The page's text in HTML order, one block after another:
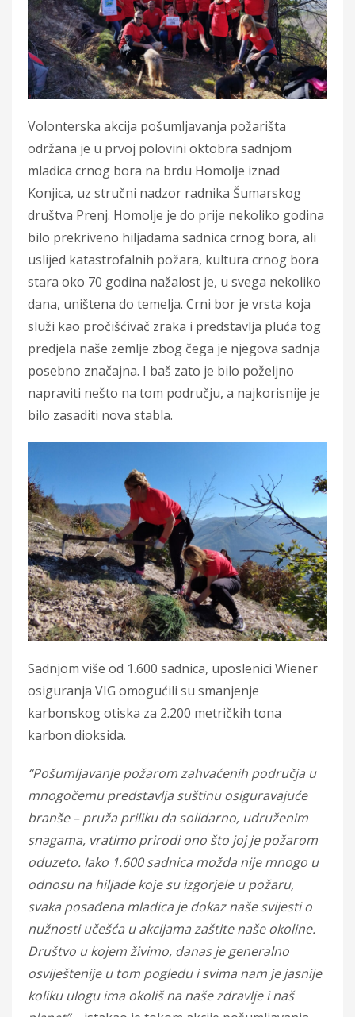
Volonterska akcija pošumljavanja požarišta
održana je u prvoj polovini oktobra sadnjom
mladica crnog bora na brdu Homolje iznad
Konjica, uz stručni nadzor radnika Šumarskog
društva Prenj. Homolje je do prije nekoliko godina
bilo prekriveno hiljadama sadnica crnog bora, ali
uslijed katastrofalnih požara, kultura crnog bora
stara oko 70 godina nažalost je, u svega nekoliko
dana, uništena do temelja. Crni bor je vrsta koja
služi kao pročišćivač zraka i predstavlja pluća tog
predjela naše zemlje zbog čega je njegova sadnja
posebno značajna. I baš zato je bilo poželjno
napraviti nešto na tom području, a najkorisnije je
bilo zasaditi nova stabla.
Sadnjom više od 1.600 sadnica, uposlenici Wiener
osiguranja VIG omogućili su smanjenje
karbonskog otiska za 2.200 metričkih tona
karbon dioksida.
“Pošumljavanje požarom zahvaćenih područja u
mnogočemu predstavlja suštinu osiguravajuće
branše – pruža priliku da solidarno, udruženim
snagama, vratimo prirodi ono što joj je požarom
oduzeto. Iako 1.600 sadnica možda nije mnogo u
odnosu na hiljade koje su izgorjele u požaru,
svaka posađena mladica je dokaz naše svijesti o
nužnosti učešća u akcijama zaštite naše okoline.
Društvo u kojem živimo, danas je generalno
osviještenije u tom pogledu i svima nam je jasnije
koliku ulogu ima okoliš na naše zdravlje i naš